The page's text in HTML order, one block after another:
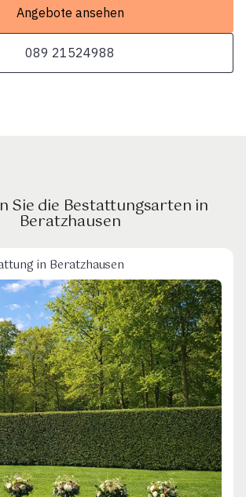
Angebote ansehen
089 21524988
Sie die Bestattungsarten in
Beratzhausen
in Beratzhausen